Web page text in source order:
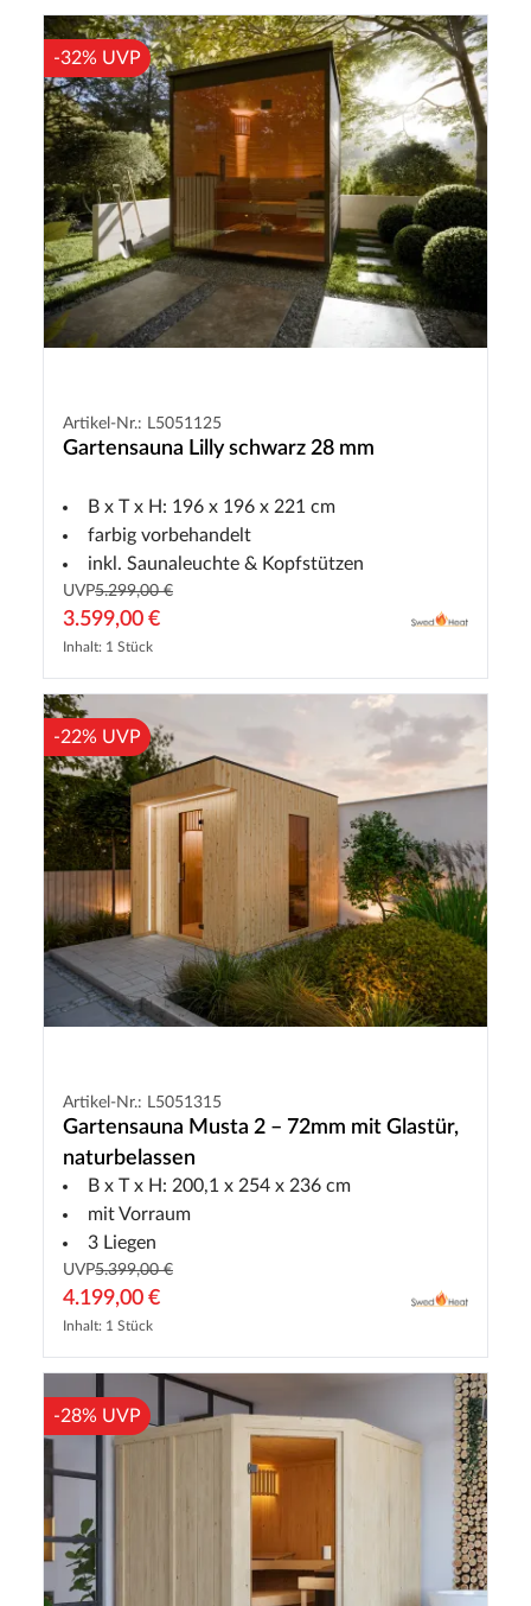
-32% UVP
Artikel-Nr.: L5051125
Gartensauna Lilly schwarz 28 mm
B x T x H: 196 x 196 x 221 cm
farbig vorbehandelt
inkl. Saunaleuchte & Kopfstützen
UVP5.299,00 €
3.599,00 €
Inhalt: 1 Stück
-22% UVP
Artikel-Nr.: L5051315
Gartensauna Musta 2 – 72mm mit Glastür,
naturbelassen
B x T x H: 200,1 x 254 x 236 cm
mit Vorraum
3 Liegen
UVP5.399,00 €
4.199,00 €
Inhalt: 1 Stück
-28% UVP